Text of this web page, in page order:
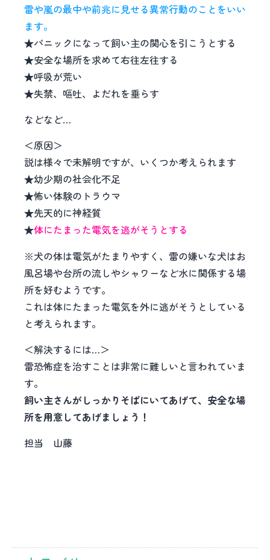
雷や嵐の最中や前兆に見せる異常行動のことをいい
ます。
★パニックになって飼い主の関心を引こうとする
★安全な場所を求めて右往左往する
★呼吸が荒い
★失禁、嘔吐、よだれを垂らす
などなど…
＜原因＞
説は様々で未解明ですが、いくつか考えられます
★幼少期の社会化不足
★怖い体験のトラウマ
★先天的に神経質
★体にたまった電気を逃がそうとする
※犬の体は電気がたまりやすく、雷の嫌いな犬はお
風呂場や台所の流しやシャワーなど水に関係する場
所を好むようです。
これは体にたまった電気を外に逃がそうとしている
と考えられます。
＜解決するには…＞
雷恐怖症を治すことは非常に難しいと言われていま
す。
飼い主さんがしっかりそばにいてあげて、安全な場
所を用意してあげましょう！
担当 山藤